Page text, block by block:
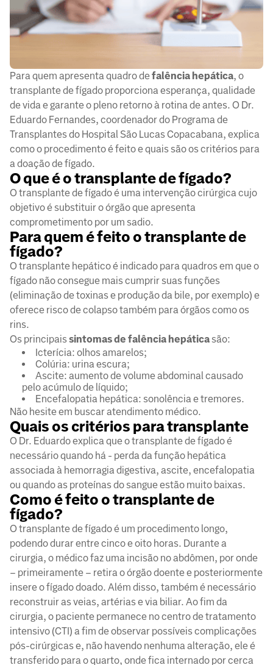
Para quem apresenta quadro defalência hepática, o
transplante de fígado proporciona esperança, qualidade
de vida e garante o pleno retorno à rotina de antes. O Dr.
Eduardo Fernandes, coordenador do Programa de
Transplantes do Hospital São Lucas Copacabana, explica
como o procedimento é feito e quais são os critérios para
a doação de fígado.
O que é o transplante de fígado?
O transplante de fígado é uma intervenção cirúrgica cujo
objetivo é substituir o órgão que apresenta
comprometimento por um sadio.
Para quem é feito o transplante de
fígado?
O transplante hepático é indicado para quadros em que o
fígado não consegue mais cumprir suas funções
(eliminação de toxinas e produção da bile, por exemplo) e
oferece risco de colapso também para órgãos como os
rins.
Os principaissintomas de falência hepáticasão:
Icterícia: olhos amarelos;
Colúria: urina escura;
Ascite: aumento de volume abdominal causado
pelo acúmulo de líquido;
Encefalopatia hepática: sonolência e tremores.
Não hesite em buscar atendimento médico.
Quais os critérios para transplante
O Dr. Eduardo explica que o transplante de fígado é
necessário quando há - perda da função hepática
associada à hemorragia digestiva, ascite, encefalopatia
ou quando as proteínas do sangue estão muito baixas.
Como é feito o transplante de
fígado?
O transplante de fígado é um procedimento longo,
podendo durar entre cinco e oito horas. Durante a
cirurgia, o médico faz uma incisão no abdômen, por onde
– primeiramente – retira o órgão doente e posteriormente
insere o fígado doado. Além disso, também é necessário
reconstruir as veias, artérias e via biliar. Ao fim da
cirurgia, o paciente permanece no centro de tratamento
intensivo (CTI) a fim de observar possíveis complicações
pós-cirúrgicas e, não havendo nenhuma alteração, ele é
transferido para o quarto, onde fica internado por cerca